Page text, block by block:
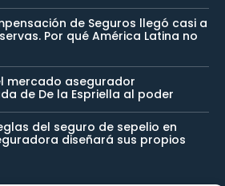
de Seguros llegó casi a
Por qué América Latina no
mercado asegurador
de De la Espriella al poder
del seguro de sepelio en
diseñará sus propios